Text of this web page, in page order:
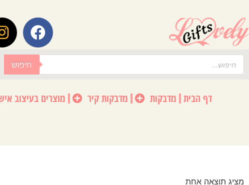
חיפוש
דף הבית מדבקות מדבקות קיר מוצרים בעיצוב
מציג תוצאה אחת